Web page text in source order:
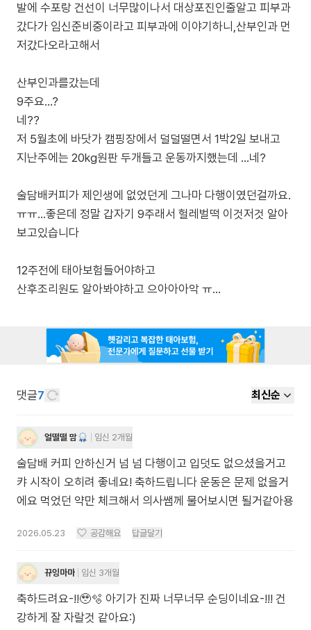
발에 수포랑 건선이 너무많이나서 대상포진인줄알고 피부과
갔다가 임신준비중이라고 피부과에 이야기하니,산부인과 먼
저갔다오라고해서
산부인과를갔는데
9주요...?
네??
저 5월초에 바닷가 캠핑장에서 덜덜떨면서 1박2일 보내고
지난주에는 20kg원판 두개들고 운동까지했는데 ...네?
술담배커피가 제인생에 없었던게 그나마 다행이였던걸까요.
ㅠㅠ...좋은데 정말 갑자기 9주래서 헐레벌떡 이것저것 알아
보고있습니다
12주전에 태아보험들어야하고
댓글7 최신순
얼떨떨 맘 임신 2개월
술담배 커피 안하신거 넘 넘 다행이고 입덧도 없으셨을거고
캬 시작이 오히려 좋네요! 축하드립니다 운동은 문제 없을거
에요 먹었던 약만 체크해서 의사쌤께 물어보시면 될거같아용
2026.05.23 공감해요 답글달기
뀨잉마마 임신 3개월
축하드려요-!!🥹🫧 아기가 진짜 너무너무 순딩이네요-!!! 건
강하게 잘 자랄것 같아요:)